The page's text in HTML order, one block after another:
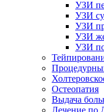
УЗИ
УЗИ
УЗИ
УЗИ
УЗИ
Остеопатия
Выдача
Лечение по